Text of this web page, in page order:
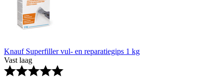
Knauf Superfiller vul- en reparatiegips 1 kg
Vast laag